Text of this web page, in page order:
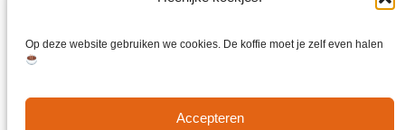
Op deze website gebruiken we cookies. De koffie moet je zelf even halen
Accepteren